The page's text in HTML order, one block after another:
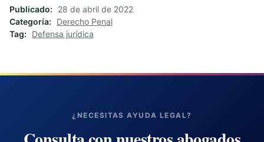
Publicado
28 de abril de 2022
Categoría
Derecho Penal
Tag
Defensa jurídica
¿NECESITAS AYUDA LEGAL?